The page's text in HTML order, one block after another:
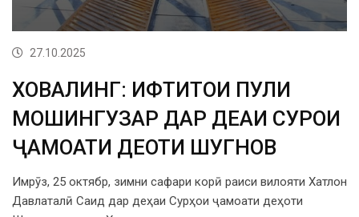
27.10.2025
ХОВАЛИНГ: ИФТИТОҲИ ПУЛИ
МОШИНГУЗАР ДАР ДЕҲАИ СУРҲОИ
ҶАМОАТИ ДЕҲОТИ ШУГНОВ
Имрӯз, 25 октябр, зимни сафари корӣ раиси вилояти Хатлон
Давлаталӣ Саид дар деҳаи Сурҳои ҷамоати деҳоти